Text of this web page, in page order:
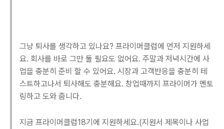
그냥 퇴사를 생각하고 있나요? 프라이머클럽에 먼저 지원하세
요. 회사를 바로 그만 둘 필요도 없어요. 주말과 저녁시간에 사
업을 충분히 준비 할 수 있어요. 시장과 고객반응을 충분히 테
스트하고나서 퇴사해도 충분해요. 창업때까지 프라이머가 멘토
링하고 도와 줍니다.
지금 프라이머클럽18기에 지원하세요.(지원서 제목이나 사업